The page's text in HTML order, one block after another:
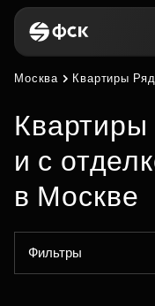
Москва Квартиры
и с
в Москве
Фильтры